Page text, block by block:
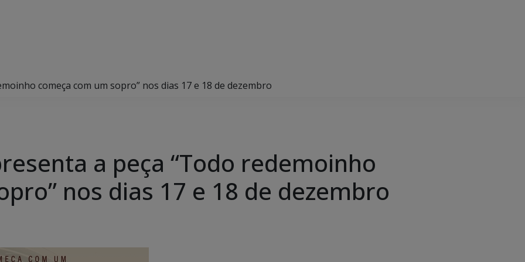
começa com um sopro” nos dias 17 e 18 de dezembro
a peça “Todo redemoinho
nos dias 17 e 18 de dezembro